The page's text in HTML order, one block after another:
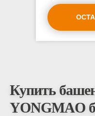
Купить
YONGMAO